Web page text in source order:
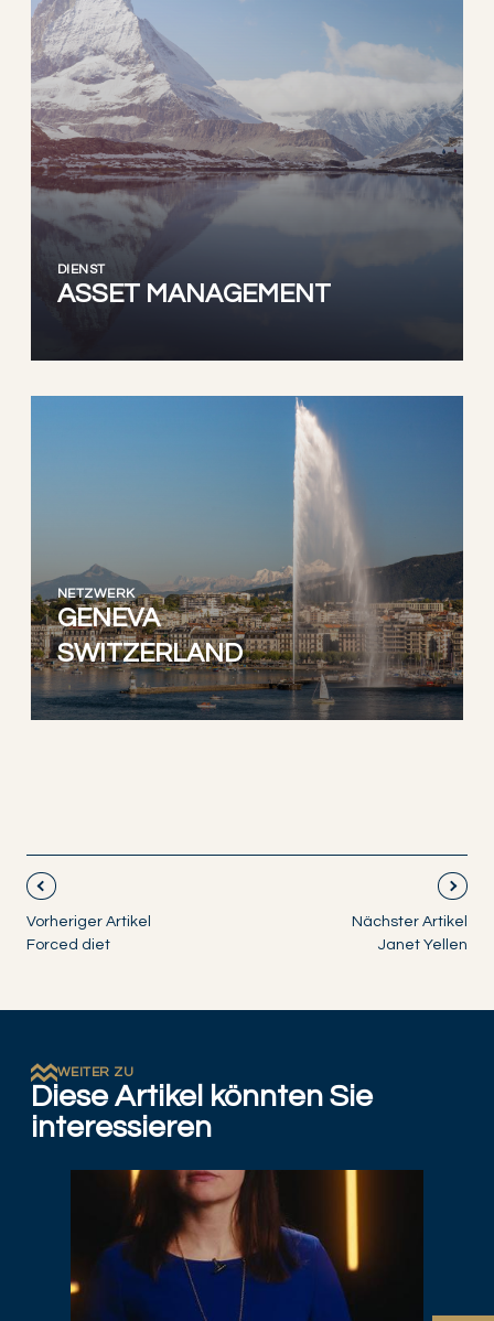
DIENST
ASSET MANAGEMENT
NETZWERK
GENEVA
SWITZERLAND
Vorheriger Artikel
Forced diet
Nächster Artikel
Janet Yellen
WEITER ZU
Diese Artikel könnten Sie
interessieren